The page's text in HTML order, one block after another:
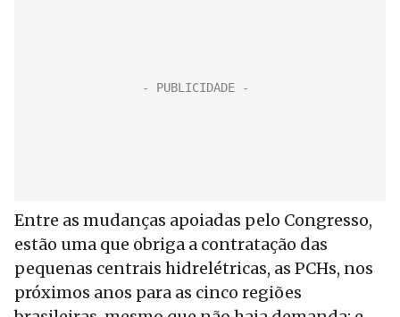
Entre as mudanças apoiadas pelo Congresso,
estão uma que obriga a contratação das
pequenas centrais hidrelétricas, as PCHs, nos
próximos anos para as cinco regiões